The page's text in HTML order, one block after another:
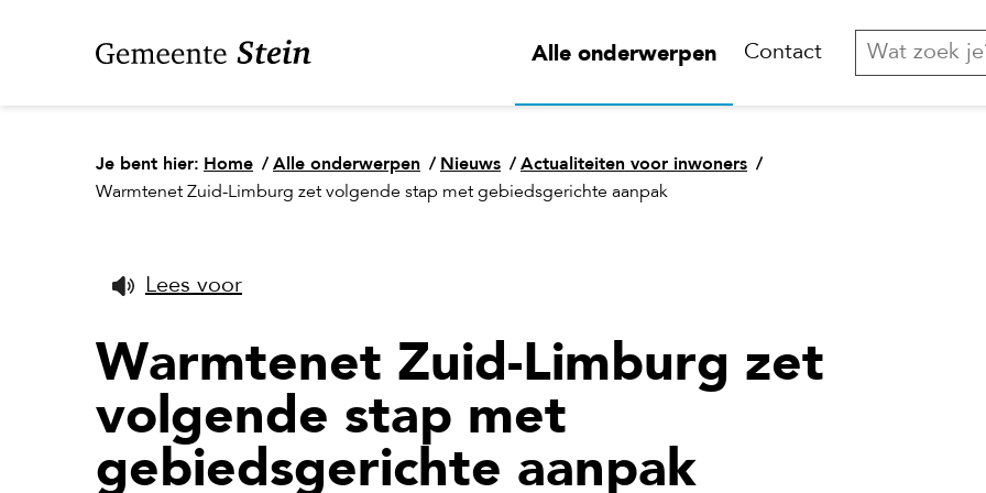
Alle onderwerpen Contact
Je bent hier: Home / Alle onderwerpen / Nieuws / Actualiteiten voor inwoners /
Warmtenet Zuid-Limburg zet volgende stap met gebiedsgerichte aanpak
Lees voor
Warmtenet Zuid-Limburg zet
volgende stap met
gebiedsgerichte aanpak